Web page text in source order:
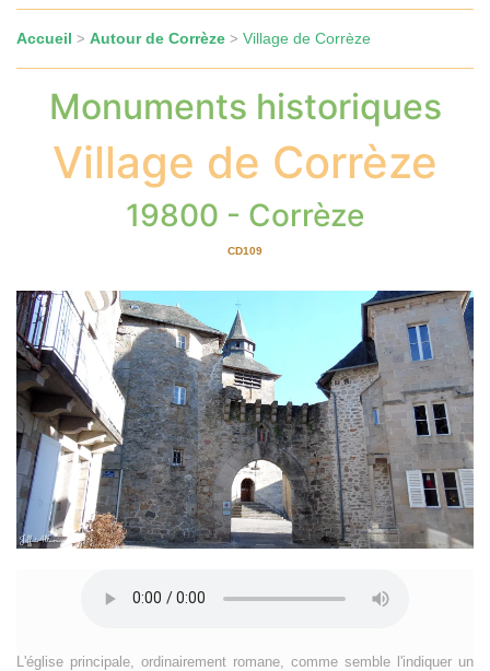
Accueil > Autour de Corrèze > Village de Corrèze
Monuments historiques
Village de Corrèze
19800 - Corrèze
CD109
L'église principale, ordinairement romane, comme semble l'indiquer un